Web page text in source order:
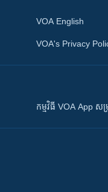
VOA English
VOA's Privacy
កម្មវិធី​ VOA App ស